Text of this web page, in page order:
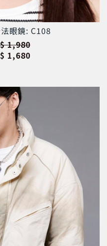
眼鏡: C108
$ 1,980
$ 1,680